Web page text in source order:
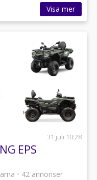
Visa mer
31 juli 10:28
EPS
• 42 annonser